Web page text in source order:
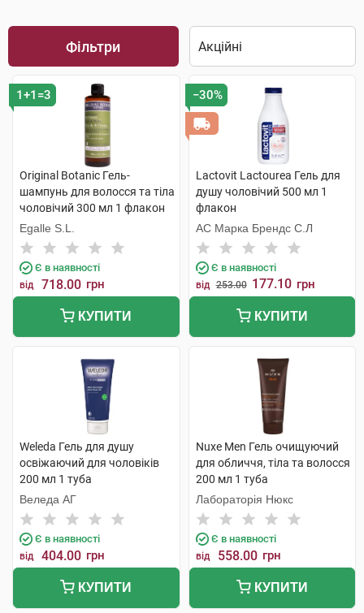
Фільтри
1+1=3
Original Botanic Гель-
шампунь для волосся та тіла
чоловічий 300 мл 1 флакон
Egalle S.L.
Є в наявності
від 718.00 грн
КУПИТИ
−30%
Lactovit Lactourea Гель для
душу чоловічий 500 мл 1
флакон
АС Марка Брендс С.Л
Є в наявності
від 253.00 177.10 грн
КУПИТИ
Weleda Гель для душу
освіжаючий для чоловіків
200 мл 1 туба
Веледа АГ
Є в наявності
від 404.00 грн
КУПИТИ
Nuxe Men Гель очищуючий
для обличчя, тіла та волосся
200 мл 1 туба
Лабораторія Нюкс
Є в наявності
від 558.00 грн
КУПИТИ